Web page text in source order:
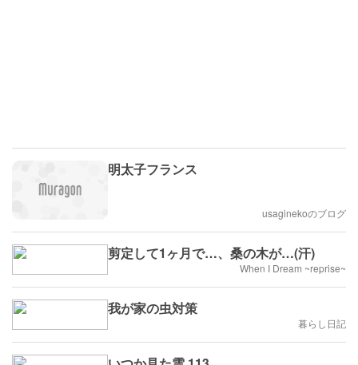
明太子フランス
usaginekoのブログ
剪定して1ヶ月で…、桑の木が…(汗)
When I Dream ~reprise~
我が家の虫対策
暮らし日記